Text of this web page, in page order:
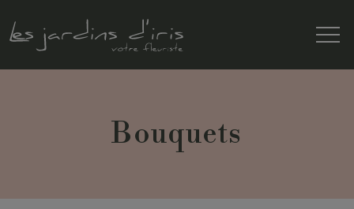
Bouquets